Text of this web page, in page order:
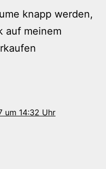
knapp werden,
auf meinem
um 14:32 Uhr